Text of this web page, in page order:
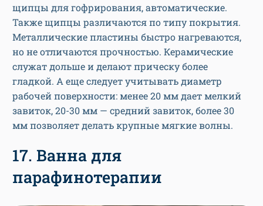
щипцы для гофрирования, автоматические.
Также щипцы различаются по типу покрытия.
Металлические пластины быстро нагреваются,
но не отличаются прочностью. Керамические
служат дольше и делают прическу более
гладкой. А еще следует учитывать диаметр
рабочей поверхности: менее 20 мм дает мелкий
завиток, 20-30 мм — средний завиток, более 30
мм позволяет делать крупные мягкие волны.
17. Ванна для
парафинотерапии